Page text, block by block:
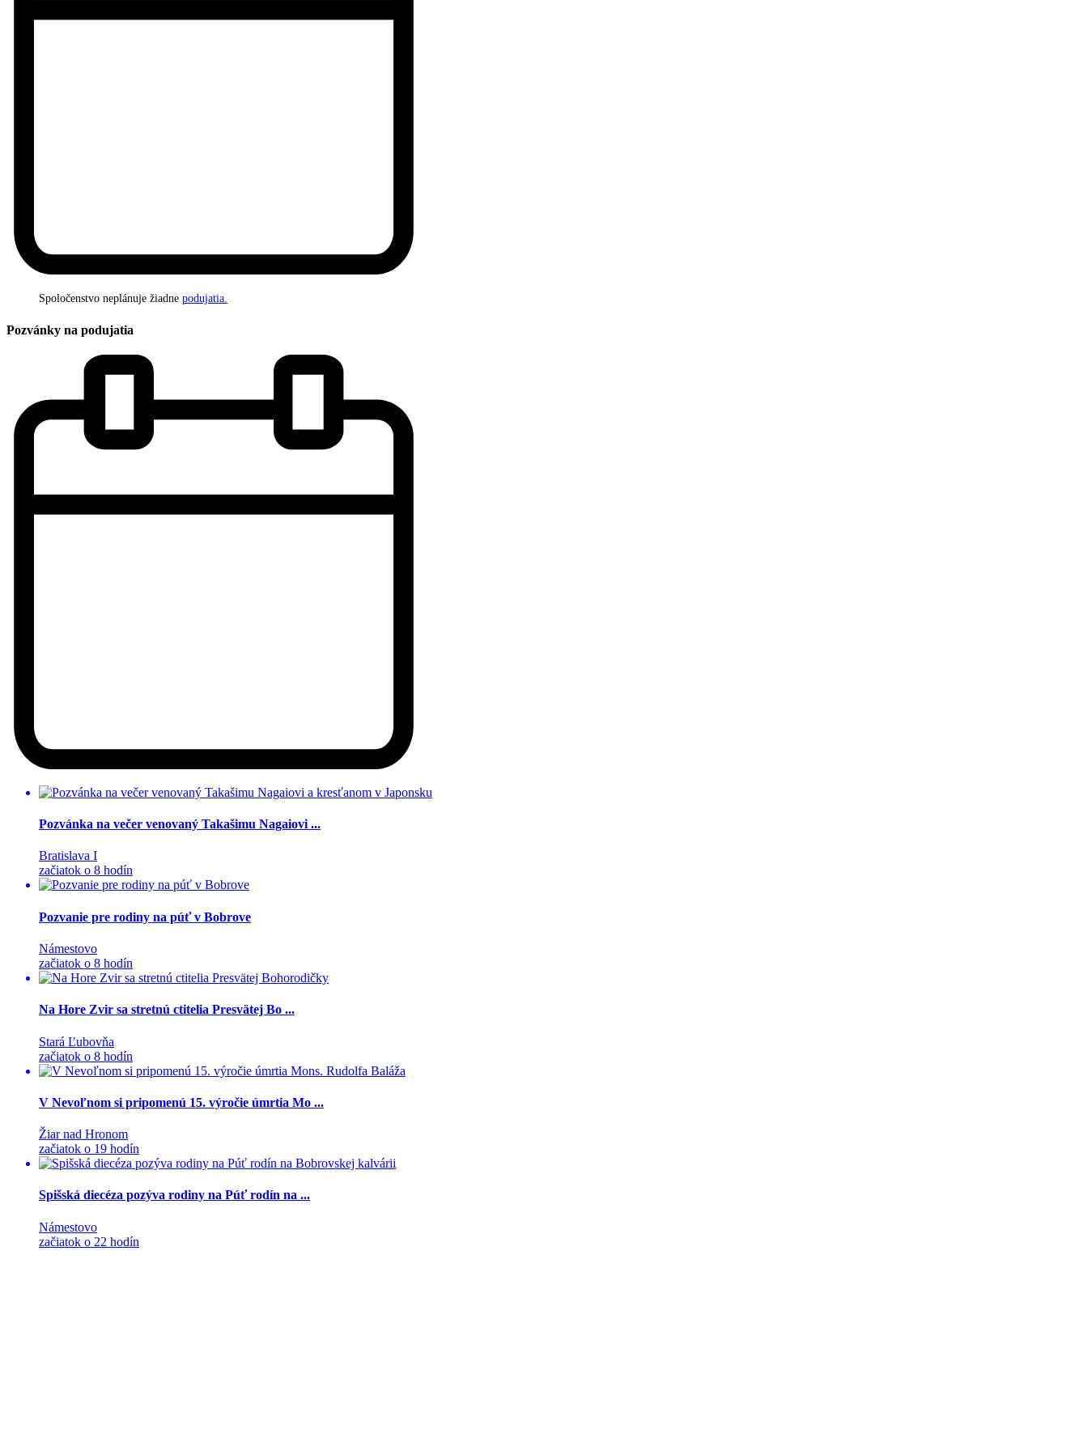
Spoločenstvo neplánuje žiadne podujatia.
Pozvánky na podujatia
Pozvánka na večer venovaný Takašimu Nagaiovi ...
Bratislava I
začiatok o 8 hodín
Pozvanie pre rodiny na púť v Bobrove
Námestovo
začiatok o 8 hodín
Na Hore Zvir sa stretnú ctitelia Presvätej Bo ...
Stará Ľubovňa
začiatok o 8 hodín
V Nevoľnom si pripomenú 15. výročie úmrtia Mo ...
Žiar nad Hronom
začiatok o 19 hodín
Spišská diecéza pozýva rodiny na Púť rodín na ...
Námestovo
začiatok o 22 hodín